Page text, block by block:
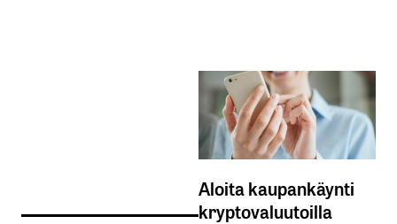
Aloita kaupankäynti
kryptovaluutoilla